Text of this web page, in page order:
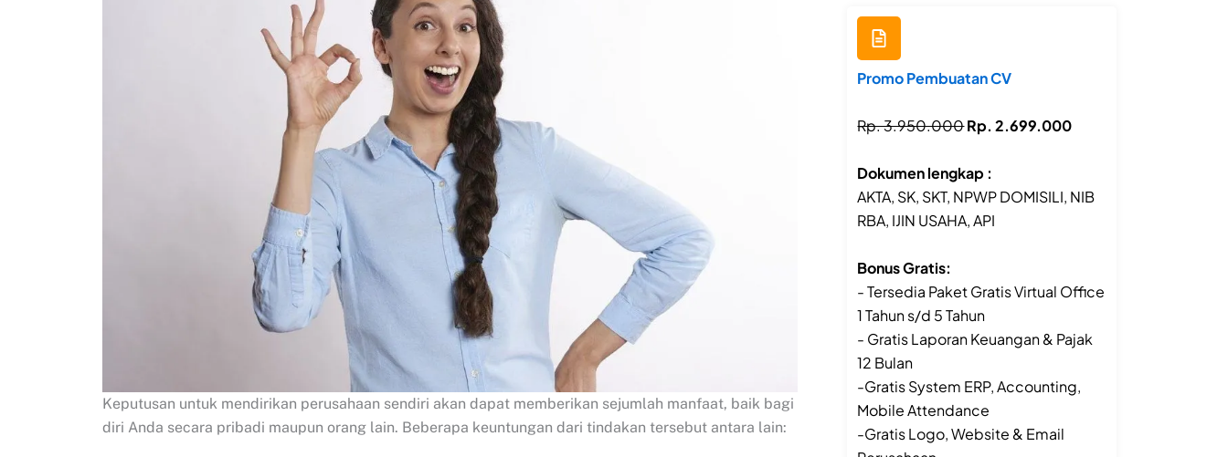
Keputusan untuk mendirikan perusahaan sendiri akan dapat memberikan sejumlah manfaat, baik bagi
diri Anda secara pribadi maupun orang lain. Beberapa keuntungan dari tindakan tersebut antara lain:
Promo Pembuatan CV
Rp. 3.950.000Rp. 2.699.000
Dokumen lengkap :
AKTA, SK, SKT, NPWP DOMISILI, NIB
RBA, IJIN USAHA, API
Bonus Gratis:
- Tersedia Paket Gratis Virtual Office
1 Tahun s/d 5 Tahun
- Gratis Laporan Keuangan & Pajak
12 Bulan
-Gratis System ERP, Accounting,
Mobile Attendance
-Gratis Logo, Website & Email